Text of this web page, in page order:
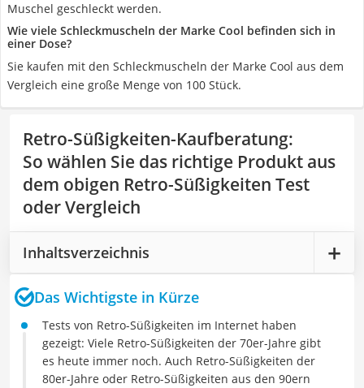
Muschel geschleckt werden.
Wie viele Schleckmuscheln der Marke Cool befinden sich in
einer Dose?
Sie kaufen mit den Schleckmuscheln der Marke Cool aus dem
Vergleich eine große Menge von 100 Stück.
Retro-Süßigkeiten-Kaufberatung:
So wählen Sie das richtige Produkt aus
dem obigen Retro-Süßigkeiten Test
oder Vergleich
Inhaltsverzeichnis
Das Wichtigste in Kürze
Tests von Retro-Süßigkeiten im Internet haben
gezeigt: Viele Retro-Süßigkeiten der 70er-Jahre gibt
es heute immer noch. Auch Retro-Süßigkeiten der
80er-Jahre oder Retro-Süßigkeiten aus den 90ern